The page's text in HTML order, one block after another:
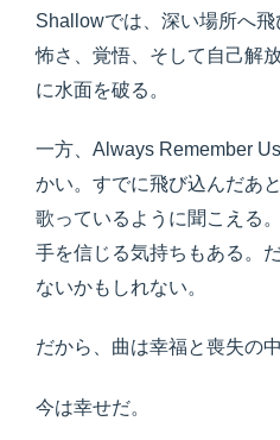
Shallowでは、深い場所へ飛
怖さ、覚悟、そして自己解
に水面を破る。
一方、Always Remember
かい。すでに飛び込んだあ
歌っているように聞こえる
手を信じる気持ちもある。
ないかもしれない。
だから、曲は幸福と喪失の
今は幸せだ。